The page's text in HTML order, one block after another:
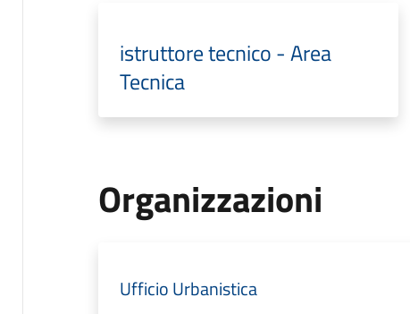
istruttore tecnico - Area
Tecnica
Organizzazioni
Ufficio Urbanistica